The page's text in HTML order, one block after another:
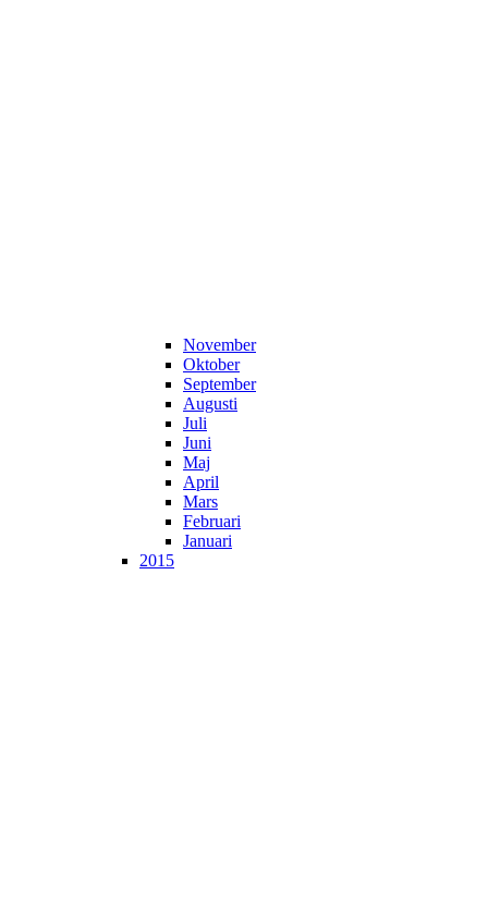
November
Oktober
September
Augusti
Juli
Juni
Maj
April
Mars
Februari
Januari
2015